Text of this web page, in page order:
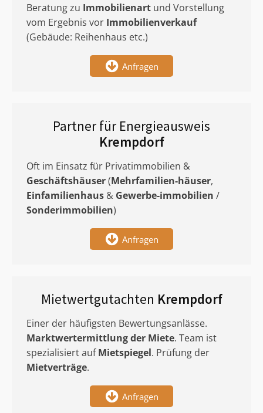
Beratung zu Immobilienart und Vorstellung
vom Ergebnis vor Immobilienverkauf
(Gebäude: Reihenhaus etc.)
Anfragen
Partner für Energieausweis
Krempdorf
Oft im Einsatz für Privatimmobilien &
Geschäftshäuser(Mehrfamilien-häuser,
Einfamilienhaus & Gewerbe-immobilien /
Sonderimmobilien)
Anfragen
Mietwertgutachten Krempdorf
Einer der häufigsten Bewertungsanlässe.
Marktwertermittlungder Miete. Team ist
spezialisiert aufMietspiegel. Prüfung der
Mietverträge.
Anfragen